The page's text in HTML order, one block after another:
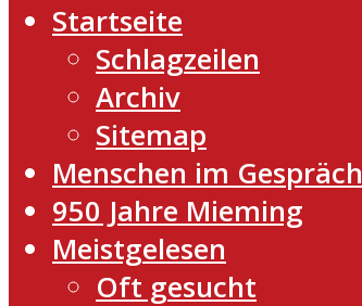
Startseite
Schlagzeilen
Archiv
Sitemap
Menschen im Gespräch
950 Jahre Mieming
Meistgelesen
Oft gesucht